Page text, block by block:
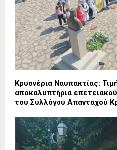
Κρυονέρια Ναυπακτίας:
αποκαλυπτήρια
του Συλλόγου Απανταχού